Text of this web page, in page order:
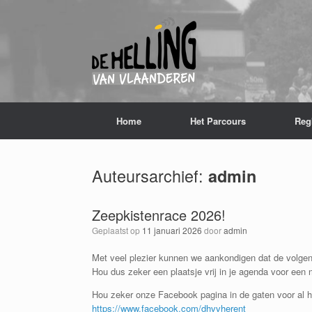
Home Het Parcours
Auteursarchief: admin
Zeepkistenrace 2026!
Geplaatst op 11 januari 2026 dooradmin
Met veel plezier kunnen we aankondigen dat de
Hou dus zeker een plaatsje vrij in je agenda voor
Hou zeker onze Facebook pagina in de gaten voor al
https://www.facebook.com/dhvvherent